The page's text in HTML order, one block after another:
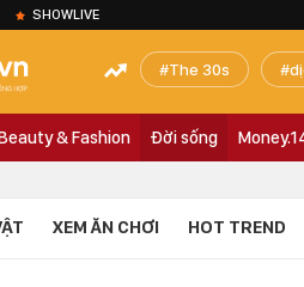
SHOWLIVE
The 30s
& Fashion Đời sống
XEM ĂN CHƠI HOT TREND